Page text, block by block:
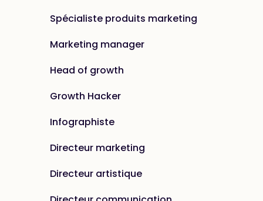
Spécialiste produits marketing
Marketing manager
Head of growth
Growth Hacker
Infographiste
Directeur marketing
Directeur artistique